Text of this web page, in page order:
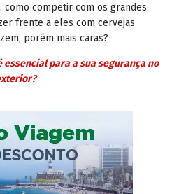
como competir com os grandes
frente a eles com cervejas
porém mais caras?
essencial para a sua segurança no